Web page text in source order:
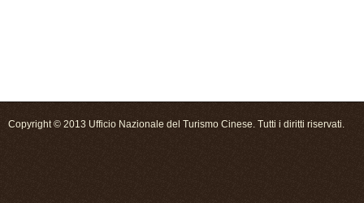
Copyright © 2013 Ufficio Nazionale del Turismo Cinese. Tutti i diritti riservati.